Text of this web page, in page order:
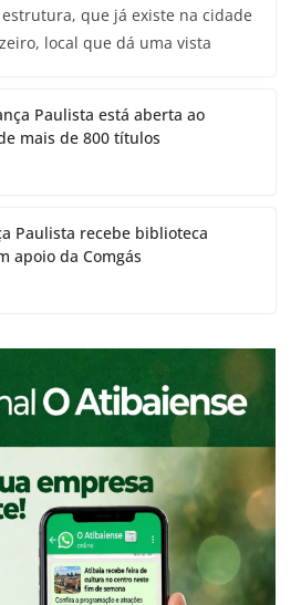
que já existe na cidade
local que dá uma vista
Paulista está aberta ao
mais de 800 títulos
Paulista recebe biblioteca
apoio da Comgás